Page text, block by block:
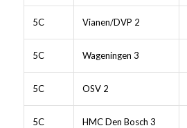
5C Vianen/DVP 2
5C Wageningen 3
5C OSV 2
5C HMC Den Bosch 3